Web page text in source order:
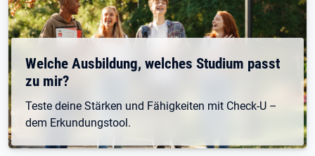
Welche Ausbildung, welches Studium passt
zu mir?
Teste deine Stärken und Fähigkeiten mit Check-U –
dem Erkundungstool.